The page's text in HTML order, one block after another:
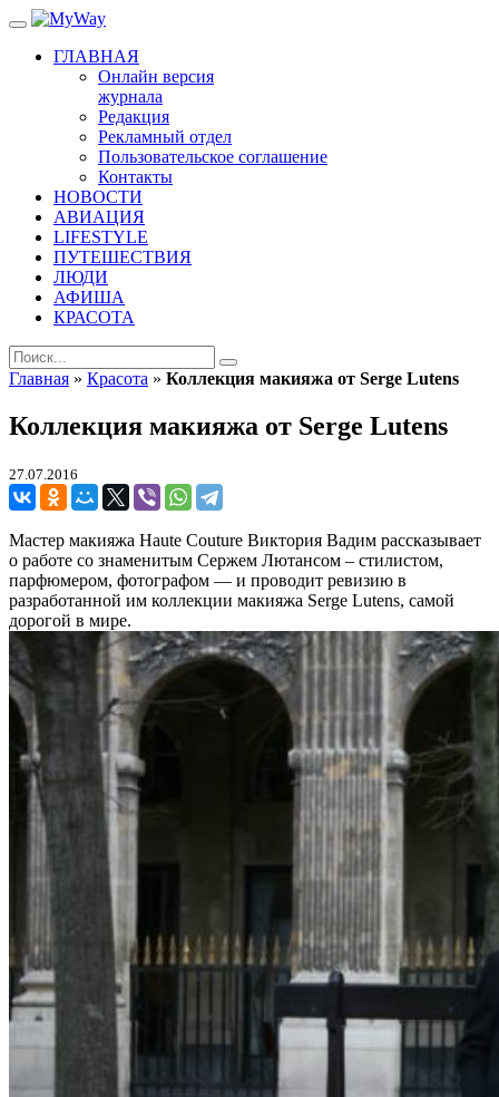
ГЛАВНАЯ
Онлайн версия
журнала
Редакция
Рекламный отдел
Пользовательское соглашение
Контакты
НОВОСТИ
АВИАЦИЯ
LIFESTYLE
ПУТЕШЕСТВИЯ
ЛЮДИ
АФИША
КРАСОТА
Главная » Красота » Коллекция макияжа от Serge Lutens
Коллекция макияжа от Serge Lutens
27.07.2016
Мастер макияжа Haute Couture Виктория Вадим рассказывает
о работе со знаменитым Сержем Лютансом – стилистом,
парфюмером, фотографом — и проводит ревизию в
разработанной им коллекции макияжа Serge Lutens, самой
дорогой в мире.